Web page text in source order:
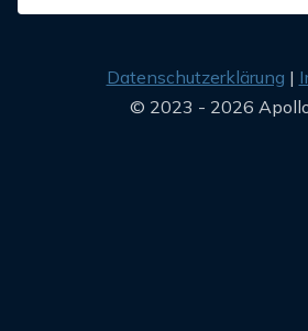
Datenschutzerklärung
© 2023 - 2026